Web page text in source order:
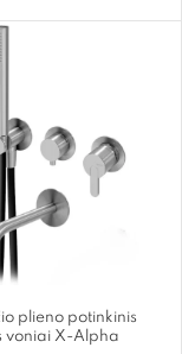
plieno potinkinis
voniai X-Alpha